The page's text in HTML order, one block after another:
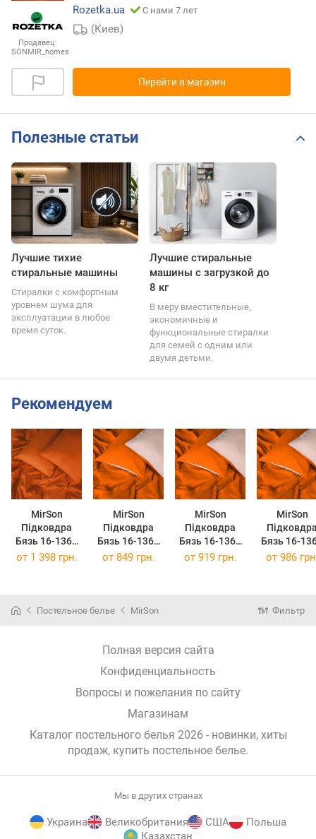
Продавец:
SONMIR_homes
Rozetka.ua
С нами 7 лет
(Киев)
Перейти в магазин
Полезные статьи
Лучшие тихие
стиральные машины
Стиралки с комфортным
уровнем шума для
эксплуатации в любое
время суток.
Лучшие стиральные
машины с загрузкой до
8 кг
В меру вместительные,
экономичные и
функциональные стиралки
для семей с одним или
двумя детьми.
Рекомендуем
MirSon
Підковдра
Бязь 16-1364
Palermo 220 x
MirSon
Підковдра
Бязь 16-1365
Santorini 143 x
MirSon
Підковдра
Бязь 16-1365
Santorini 160 x
MirSon
Бязь 16-
Santorini
от 1 398 грн. от 849 грн. от 919 грн. от 986
Постельное белье MirSon Фильтр
Полная версия сайта
Конфиденциальность
Вопросы и пожелания по сайту
Магазинам
Каталог постельного белья 2026 - новинки, хиты
продаж, купить постельное белье.
Мы в других странах
Украина Великобритания США
Польша
Казахстан